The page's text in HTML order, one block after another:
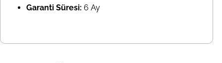
Garanti Süresi: 6 Ay